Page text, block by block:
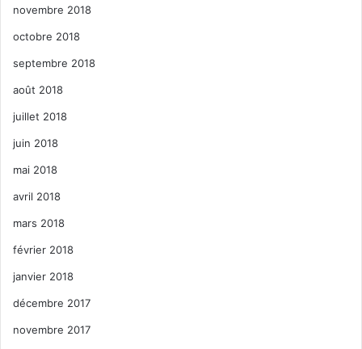
novembre 2018
octobre 2018
septembre 2018
août 2018
juillet 2018
juin 2018
mai 2018
avril 2018
mars 2018
février 2018
janvier 2018
décembre 2017
novembre 2017